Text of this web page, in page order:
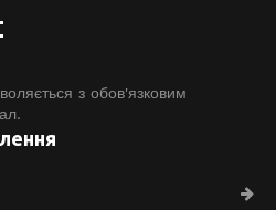
з обов'язковим